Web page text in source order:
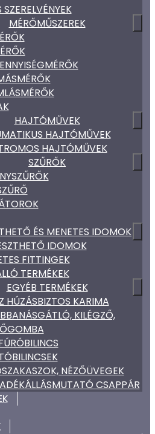
MÉRŐMŰSZEREK
HAJTÓMŰVEK
HAJTÓMŰVEK
HAJTÓMŰVEK
SZŰRŐK
ÉS MENETES IDOMOK
IDOMOK
FITTINGEK
TERMÉKEK
EGYÉB TERMÉKEK
HÚZÁSBIZTOS KARIMA
KILÉGZŐ,
NÉZŐÜVEGEK
CSAPPÁR